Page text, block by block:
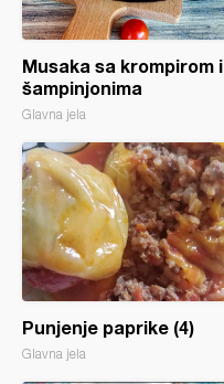
Musaka sa krompirom i
šampinjonima
Glavna jela
Punjenje paprike (4)
Glavna jela